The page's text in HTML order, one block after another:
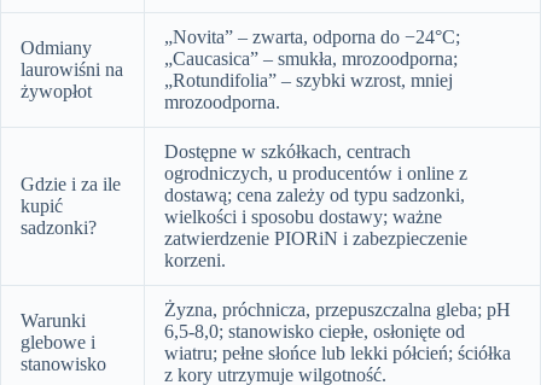
Odmiany
laurowiśni na
żywopłot
„Novita” – zwarta, odporna do −24°C;
„Caucasica” – smukła, mrozoodporna;
„Rotundifolia” – szybki wzrost, mniej
mrozoodporna.
Gdzie i za ile
kupić
sadzonki?
Dostępne w szkółkach, centrach
ogrodniczych, u producentów i online z
dostawą; cena zależy od typu sadzonki,
wielkości i sposobu dostawy; ważne
zatwierdzenie PIORiN i zabezpieczenie
korzeni.
Warunki
glebowe i
stanowisko
Żyzna, próchnicza, przepuszczalna gleba; pH
6,5-8,0; stanowisko ciepłe, osłonięte od
wiatru; pełne słońce lub lekki półcień; ściółka
z kory utrzymuje wilgotność.